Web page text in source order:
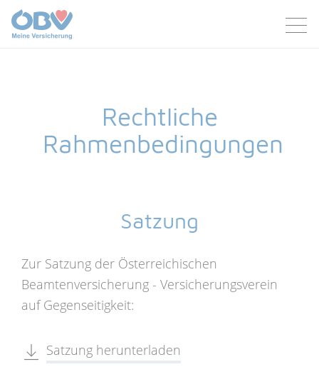
Rechtliche
Rahmenbedingungen
Satzung
Zur Satzung der Österreichischen
Beamtenversicherung - Versicherungsverein
auf Gegenseitigkeit:
Satzung herunterladen